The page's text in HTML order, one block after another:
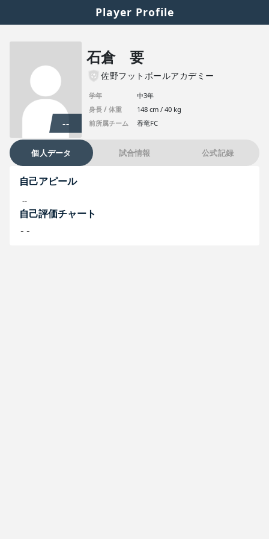
Player Profile
--
石倉 要
佐野フットボールアカデミー
学年
中3年
身長 / 体重
148 cm / 40 kg
前所属チーム
吞竜FC
個人データ 試合情報 公式記録
自己アピール
--
自己評価チャート
--